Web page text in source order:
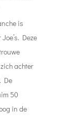
is
Deze
achter
De
50
in de